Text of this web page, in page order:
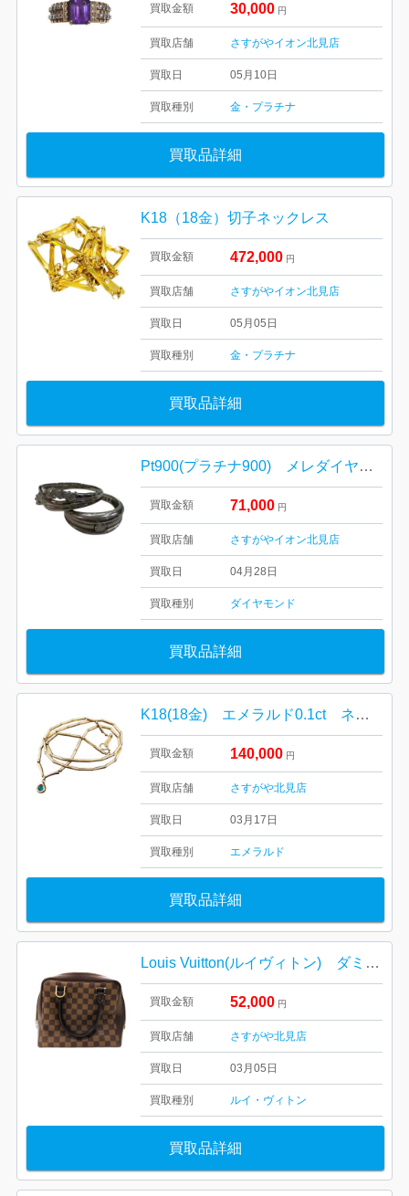
買取金額 30,000 円
買取店舗 さすがやイオン北見店
買取日 05月10日
買取種別 金・プラチナ
買取品詳細
K18（18金）切子ネックレス
買取金額 472,000 円
買取店舗 さすがやイオン北見店
買取日 05月05日
買取種別 金・プラチナ
買取品詳細
Pt900(プラチナ900) メレダイヤ リング
買取金額 71,000 円
買取店舗 さすがやイオン北見店
買取日 04月28日
買取種別 ダイヤモンド
買取品詳細
K18(18金) エメラルド0.1ct ネックレス
買取金額 140,000 円
買取店舗 さすがや北見店
買取日 03月17日
買取種別 エメラルド
買取品詳細
Louis Vuitton(ルイヴィトン) ダミエ エベヌ ブレラ
買取金額 52,000 円
買取店舗 さすがや北見店
買取日 03月05日
買取種別 ルイ・ヴィトン
買取品詳細